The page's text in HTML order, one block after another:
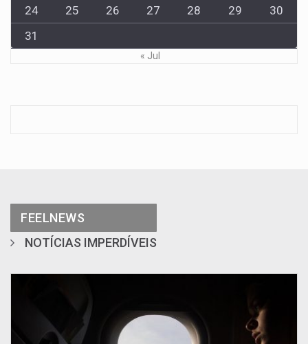
24
25 26 27 28 29
30
31
« Jul
FEELNEWS
NOTÍCIAS IMPERDÍVEIS